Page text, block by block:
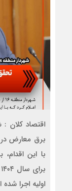
برق معارض در
با این
اولیه اجرا